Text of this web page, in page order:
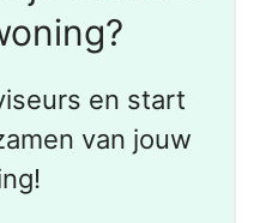
en start
van jouw